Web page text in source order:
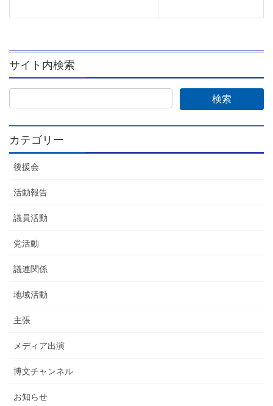
サイト内検索
カテゴリー
後援会
活動報告
議員活動
党活動
議連関係
地域活動
主張
メディア出演
博文チャンネル
お知らせ